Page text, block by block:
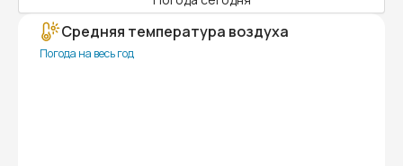
Средняя температура воздуха
Погода на весь год